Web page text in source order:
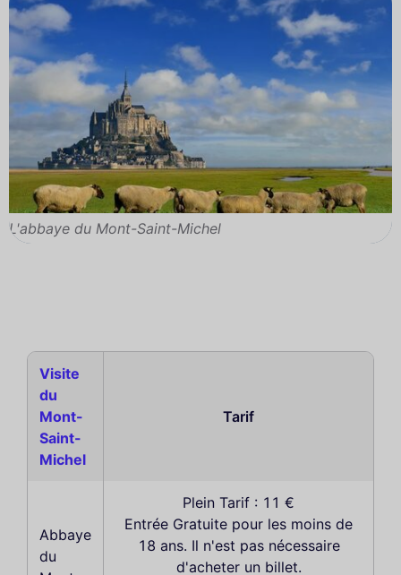
L'abbaye du Mont-Saint-Michel
Visite
du
Mont-
Saint-
Michel
Tarif
Abbaye
du
Plein Tarif : 11 €
Entrée Gratuite pour les moins de
18 ans. Il n'est pas nécessaire
d'acheter un billet.